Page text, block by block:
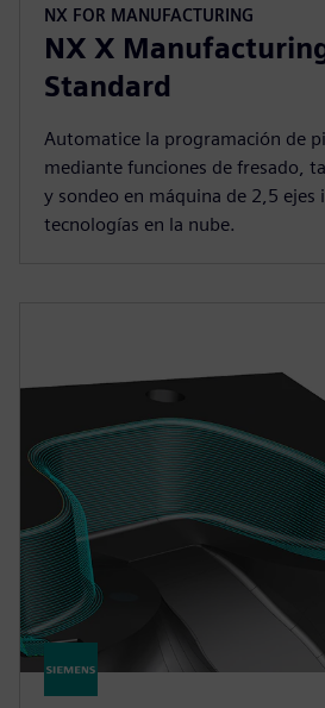
NX FOR MANUFACTURING
NX X
Standard
Automatice la programación de
mediante funciones de fresado,
y sondeo en máquina de 2,5 ejes
tecnologías en la nube.